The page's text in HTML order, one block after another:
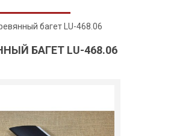
багет LU-468.06
БАГЕТ LU-468.06